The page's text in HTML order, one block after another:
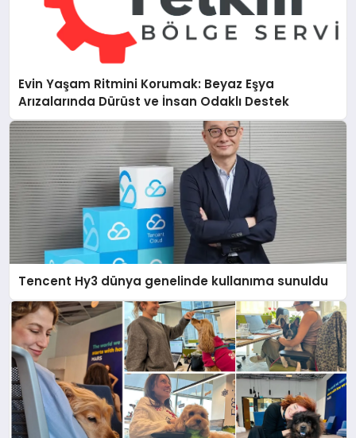
Evin Yaşam Ritmini Korumak: Beyaz Eşya
Arızalarında Dürüst ve İnsan Odaklı Destek
Tencent Hy3 dünya genelinde kullanıma sunuldu